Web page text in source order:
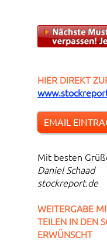
HIER DIREKT
EMAIL
Mit besten
Daniel Schaad
stockreport.de
WEITERGABE
TEILEN IN DEN
ERWÜNSCHT